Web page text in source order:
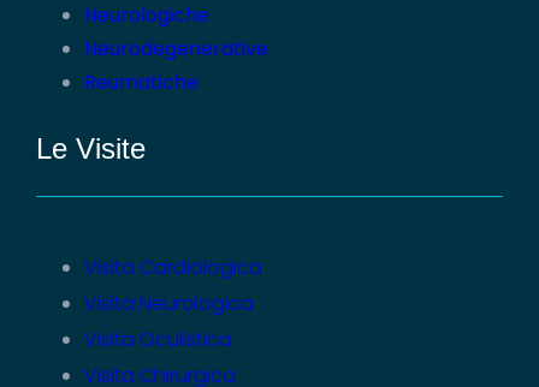
Neurologiche
Neurodegenerative
Reumatiche
Le Visite
Visita Cardiologica
Visita Neurologica
Visita Oculistica
Visita Chirurgica